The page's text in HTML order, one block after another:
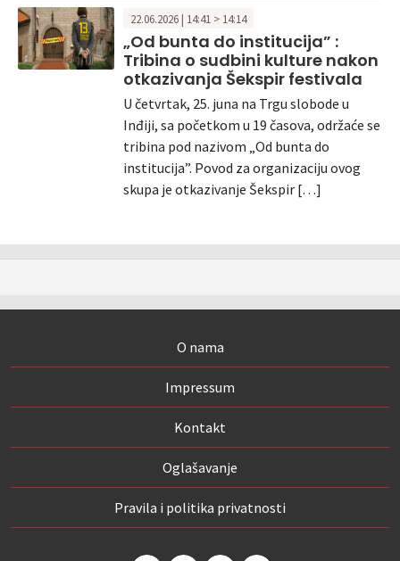
22.06.2026 | 14:41 > 14:14
„Od bunta do institucija” :
Tribina o sudbini kulture nakon
otkazivanja Šekspir festivala
U četvrtak, 25. juna na Trgu slobode u
Inđiji, sa početkom u 19 časova, održaće se
tribina pod nazivom „Od bunta do
institucija”. Povod za organizaciju ovog
skupa je otkazivanje Šekspir […]
O nama
Impressum
Kontakt
Oglašavanje
Pravila i politika privatnosti